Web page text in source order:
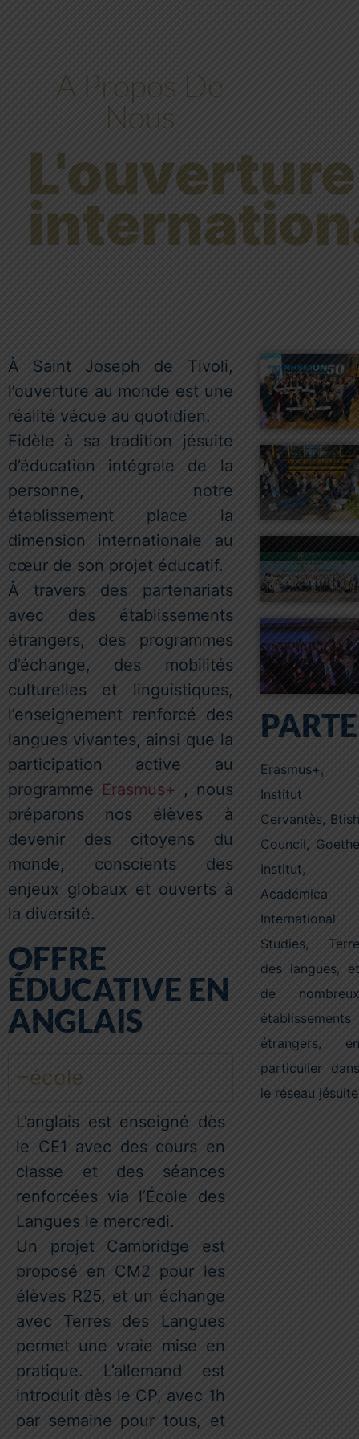
A Propos De
Nous
L'ouverture
À Saint Joseph de Tivoli,
l’ouverture au monde est une
réalité vécue au quotidien.
Fidèle à sa tradition jésuite
d’éducation intégrale de la
personne, notre
établissement place la
dimension internationale au
cœur de son projet éducatif.
À travers des partenariats
avec des établissements
étrangers, des programmes
d’échange, des mobilités
culturelles et linguistiques,
l’enseignement renforcé des
langues vivantes, ainsi que la
participation active au
programme Erasmus+ , nous
préparons nos élèves à
devenir des citoyens du
monde, conscients des
enjeux globaux et ouverts à
la diversité.
OFFRE
ÉDUCATIVE EN
ANGLAIS
école
L’anglais est enseigné dès
le CE1 avec des cours en
classe et des séances
renforcées via l’École des
Langues le mercredi.
Un projet Cambridge est
proposé en CM2 pour les
élèves R25, et un échange
avec Terres des Langues
permet une vraie mise en
pratique. L’allemand est
introduit dès le CP, avec 1h
par semaine pour tous, et
Erasmus+,
Institut
Cervantès, Btish
Council, Goethe
Institut,
Académica
International
Studies, Terre
des langues, et
de nombreux
établissements
étrangers, en
particulier dans
le réseau jésuite